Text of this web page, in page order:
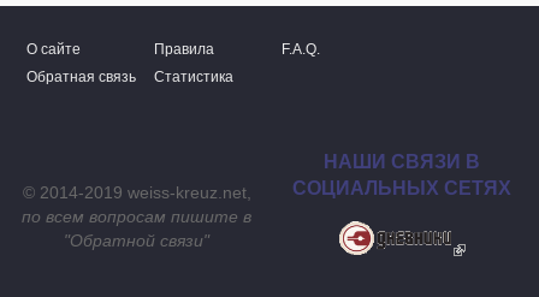
О сайте Правила
F.A.Q.
Обратная связь
Статистика
© 2014-2019 weiss-kreuz.net,
по всем вопросам пишите в
"Обратной связи"
НАШИ СВЯЗИ В
СОЦИАЛЬНЫХ СЕТЯХ